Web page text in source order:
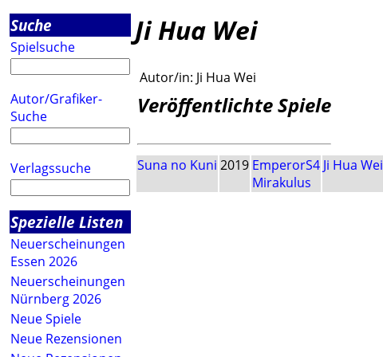
Suche
Spielsuche
Autor/Grafiker-
Suche
Verlagssuche
Spezielle Listen
Neuerscheinungen
Essen 2026
Neuerscheinungen
Nürnberg 2026
Neue Spiele
Neue Rezensionen
Ji Hua Wei
Autor/in: Ji Hua Wei
Veröffentlichte Spiele
Suna no Kuni 2019 EmperorS4
Mirakulus
Ji Hua Wei